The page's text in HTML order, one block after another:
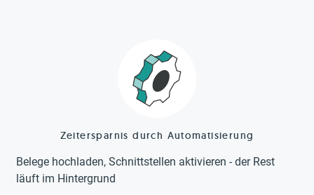
Zeitersparnis durch Automatisierung
Belege hochladen, Schnittstellen aktivieren - der Rest
läuft im Hintergrund